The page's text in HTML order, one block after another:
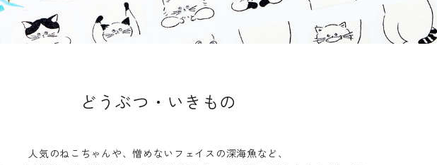
どうぶつ・いきもの
人気のねこちゃんや、憎めないフェイスの深海魚など、